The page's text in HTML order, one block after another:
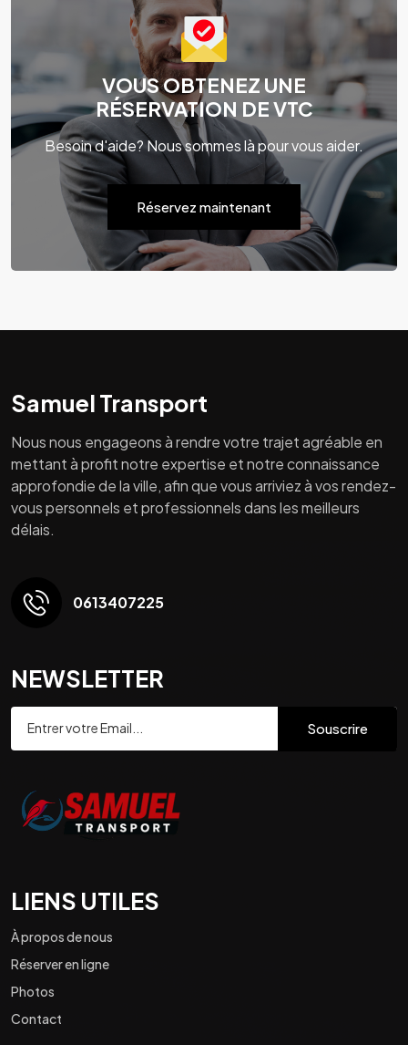
VOUS OBTENEZ UNE
RÉSERVATION DE VTC
Besoin d'aide? Nous sommes là pour vous aider.
Réservez maintenant
Samuel Transport
Nous nous engageons à rendre votre trajet agréable en
mettant à profit notre expertise et notre connaissance
approfondie de la ville, afin que vous arriviez à vos rendez-
vous personnels et professionnels dans les meilleurs
délais.
0613407225
NEWSLETTER
Souscrire
LIENS UTILES
À propos de nous
Réserver en ligne
Photos
Contact